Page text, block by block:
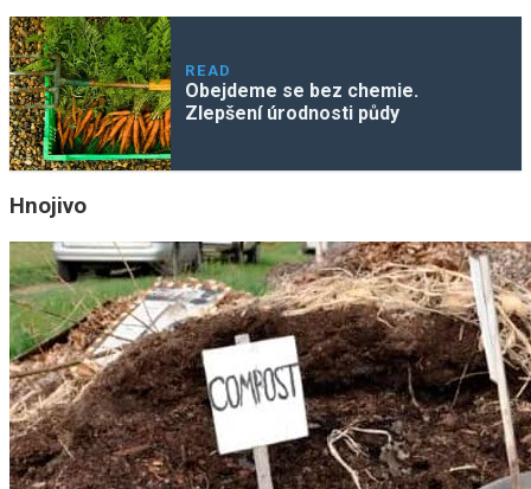
READ
Obejdeme se bez chemie.
Zlepšení úrodnosti půdy
Hnojivo